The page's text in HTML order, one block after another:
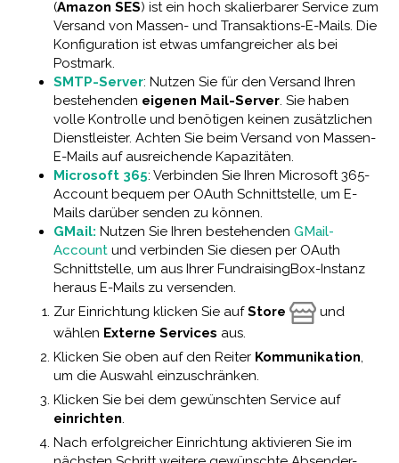
(Amazon SES) ist ein hoch skalierbarer Service zum
Versand von Massen- und Transaktions-E-Mails. Die
Konfiguration ist etwas umfangreicher als bei
Postmark.
SMTP-Server: Nutzen Sie für den Versand Ihren
bestehenden eigenen Mail-Server. Sie haben
volle Kontrolle und benötigen keinen zusätzlichen
Dienstleister. Achten Sie beim Versand von Massen-
E-Mails auf ausreichende Kapazitäten.
Microsoft 365: Verbinden Sie Ihren Microsoft 365-
Account bequem per OAuth Schnittstelle, um E-
Mails darüber senden zu können.
GMail: Nutzen Sie Ihren bestehenden GMail-
Accountund verbinden Sie diesen per OAuth
Schnittstelle, um aus Ihrer FundraisingBox-Instanz
heraus E-Mails zu versenden.
Zur Einrichtung klicken Sie aufStore
und
wählen Externe Services aus.
Klicken Sie oben auf den Reiter Kommunikation,
um die Auswahl einzuschränken.
Klicken Sie bei dem gewünschten Service auf
einrichten.
Nach erfolgreicher Einrichtung aktivieren Sie im